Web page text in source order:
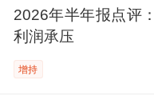
2026年半年报点评
利润承压
增持